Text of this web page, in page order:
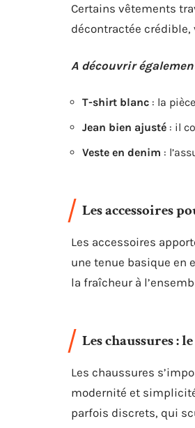
Certains vêtements
décontractée
A découvrir
T-shirt blanc : la
Jean bien ajusté : il
Veste en denim :
Les accessoires
Les accessoires
une tenue basique en
la fraîcheur à
Les chaussures :
Les chaussures
modernité et
parfois discrets, qui